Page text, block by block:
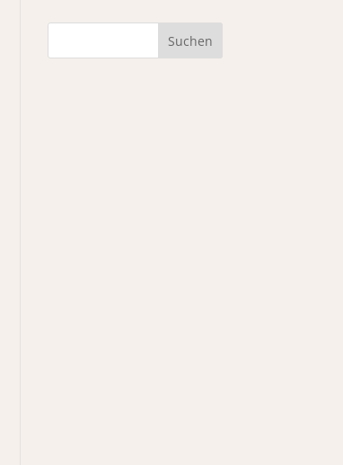
Suchen